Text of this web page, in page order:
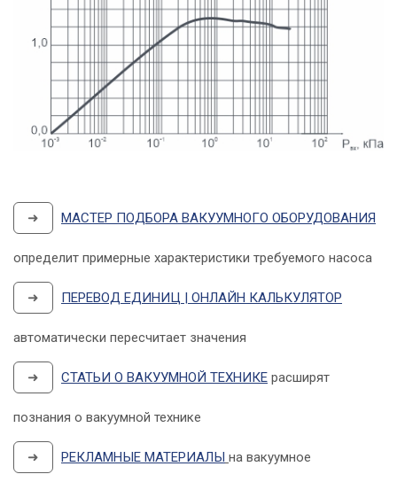
➜ МАСТЕР ПОДБОРА ВАКУУМНОГО ОБОРУДОВАНИЯ
определит примерные характеристики требуемого насоса
➜ ПЕРЕВОД ЕДИНИЦ | ОНЛАЙН КАЛЬКУЛЯТОР
автоматически пересчитает значения
➜ СТАТЬИ О ВАКУУМНОЙ ТЕХНИКЕ расширят
познания о вакуумной технике
➜ РЕКЛАМНЫЕ МАТЕРИАЛЫ на вакуумное